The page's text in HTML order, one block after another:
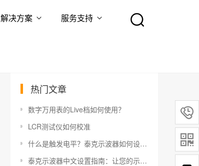
解决方案 服务支持
热门文章
数字万用表的Live档如何使用？
LCR测试仪如何校准
什么是触发电平？泰克示波器如何设置触发电平？
泰克示波器中文设置指南：让您的示波器更易于使用

